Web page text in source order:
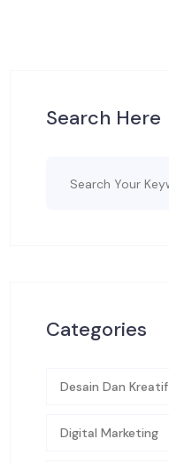
Search Here
Categories
Desain Dan Kreatif
Digital Marketing